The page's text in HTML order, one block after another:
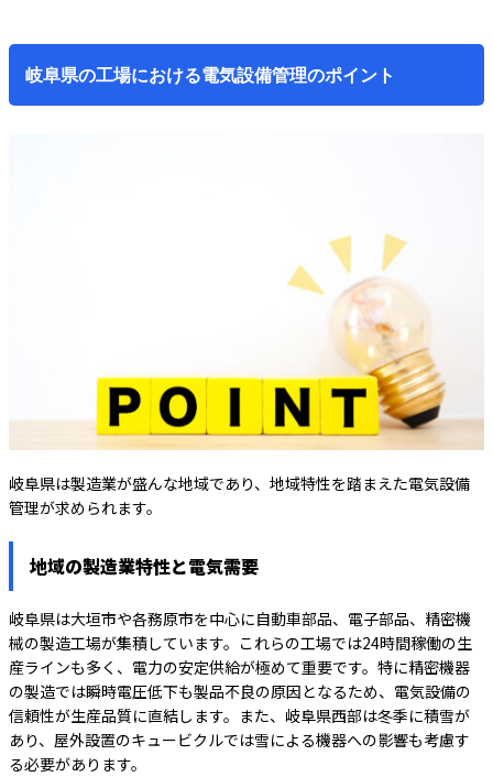
岐阜県の工場における電気設備管理のポイント
岐阜県は製造業が盛んな地域であり、地域特性を踏まえた電気設備
管理が求められます。
地域の製造業特性と電気需要
岐阜県は大垣市や各務原市を中心に自動車部品、電子部品、精密機
械の製造工場が集積しています。これらの工場では24時間稼働の生
産ラインも多く、電力の安定供給が極めて重要です。特に精密機器
の製造では瞬時電圧低下も製品不良の原因となるため、電気設備の
信頼性が生産品質に直結します。また、岐阜県西部は冬季に積雪が
あり、屋外設置のキュービクルでは雪による機器への影響も考慮す
る必要があります。